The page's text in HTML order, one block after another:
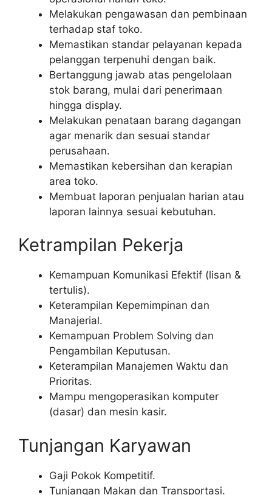
Melakukan pengawasan dan pembinaan
terhadap staf toko.
Memastikan standar pelayanan kepada
pelanggan terpenuhi dengan baik.
Bertanggung jawab atas pengelolaan
stok barang, mulai dari penerimaan
hingga display.
Melakukan penataan barang dagangan
agar menarik dan sesuai standar
perusahaan.
Memastikan kebersihan dan kerapian
area toko.
Membuat laporan penjualan harian atau
laporan lainnya sesuai kebutuhan.
Ketrampilan Pekerja
Kemampuan Komunikasi Efektif (lisan &
tertulis).
Keterampilan Kepemimpinan dan
Manajerial.
Kemampuan Problem Solving dan
Pengambilan Keputusan.
Keterampilan Manajemen Waktu dan
Prioritas.
Mampu mengoperasikan komputer
(dasar) dan mesin kasir.
Tunjangan Karyawan
Gaji Pokok Kompetitif.
Tunjangan Makan dan Transportasi.